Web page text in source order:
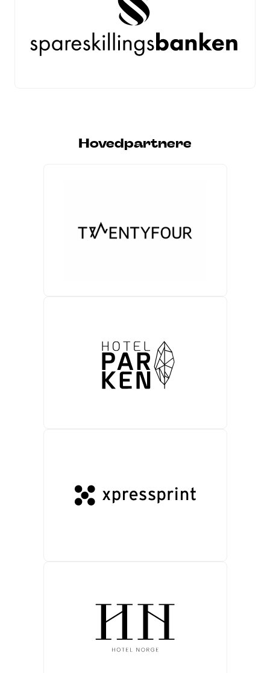
Hovedpartnere